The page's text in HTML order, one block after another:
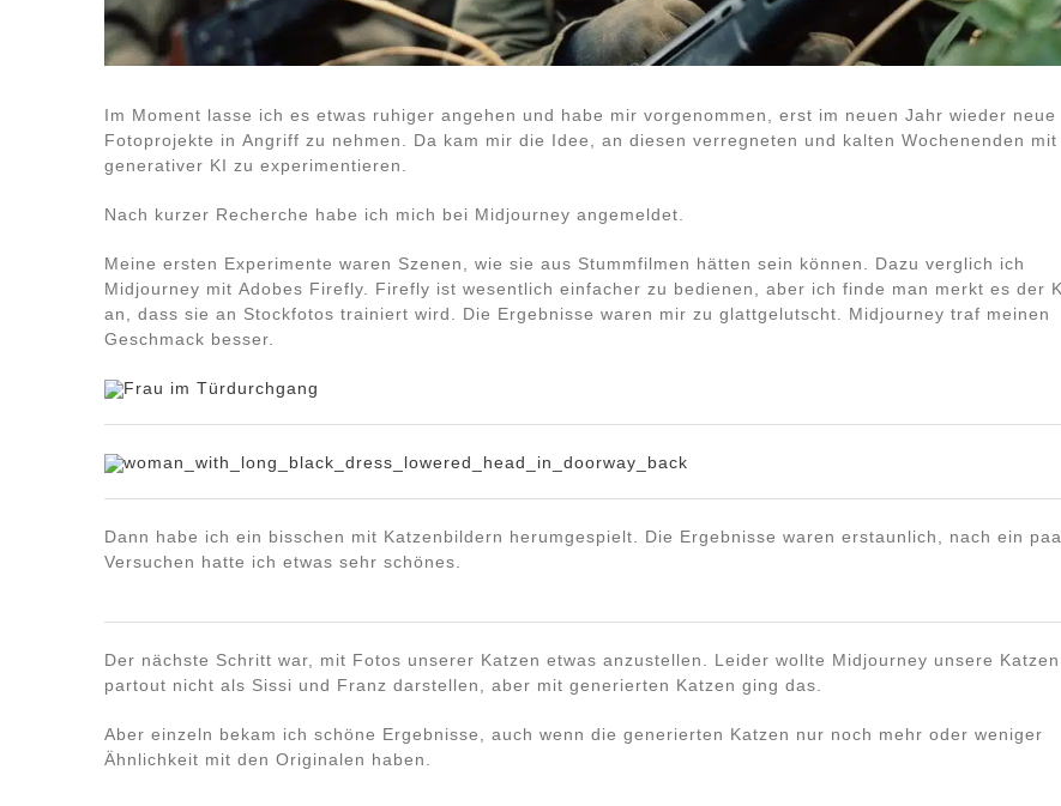
Im Moment lasse ich es etwas ruhiger angehen und habe mir vorgenommen, erst im neuen Jahr wieder neue
Fotoprojekte in Angriff zu nehmen. Da kam mir die Idee, an diesen verregneten und kalten Wochenenden mit
generativer KI zu experimentieren.
Nach kurzer Recherche habe ich mich bei Midjourney angemeldet.
Meine ersten Experimente waren Szenen, wie sie aus Stummfilmen hätten sein können. Dazu verglich ich
Midjourney mit Adobes Firefly. Firefly ist wesentlich einfacher zu bedienen, aber ich finde man merkt es der
an, dass sie an Stockfotos trainiert wird. Die Ergebnisse waren mir zu glattgelutscht. Midjourney traf meinen
Geschmack besser.
Dann habe ich ein bisschen mit Katzenbildern herumgespielt. Die Ergebnisse waren erstaunlich, nach ein
Versuchen hatte ich etwas sehr schönes.
Der nächste Schritt war, mit Fotos unserer Katzen etwas anzustellen. Leider wollte Midjourney unsere Katzen
partout nicht als Sissi und Franz darstellen, aber mit generierten Katzen ging das.
Aber einzeln bekam ich schöne Ergebnisse, auch wenn die generierten Katzen nur noch mehr oder weniger
Ähnlichkeit mit den Originalen haben.